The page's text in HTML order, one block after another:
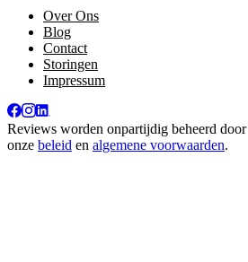
Over Ons
Blog
Contact
Storingen
Impressum
Reviews worden onpartijdig beheerd door
onze beleid en algemene voorwaarden.